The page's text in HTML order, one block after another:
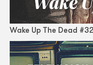
Wake Up The Dead #32